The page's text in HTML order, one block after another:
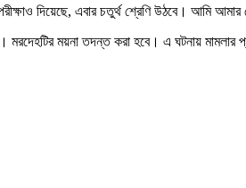
দিয়েছে, এবার চতুর্থ শ্রেণি উঠবে। আমি আমার
মরদেহটির ময়না তদন্ত করা হবে। এ ঘটনায় মামলার